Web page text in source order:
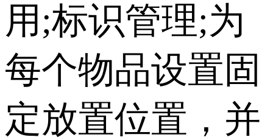
用;标识管理;为
每个物品设置固
定放置位置，并